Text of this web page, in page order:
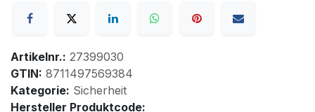
Artikelnr.: 27399030
GTIN: 8711497569384
Kategorie: Sicherheit
Hersteller Produktcode: